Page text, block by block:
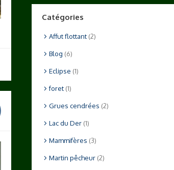
Catégories
Affut flottant (2)
Blog (6)
Eclipse (1)
foret (1)
Grues cendrées (2)
Lac du Der (1)
Mammifères (3)
Martin pêcheur (2)